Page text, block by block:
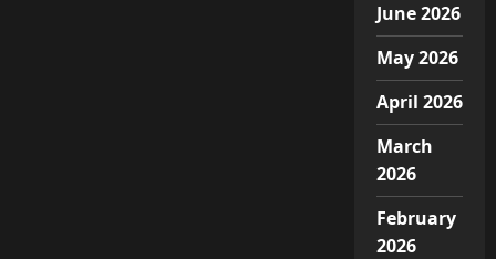
June 2026
May 2026
April 2026
March
2026
February
2026